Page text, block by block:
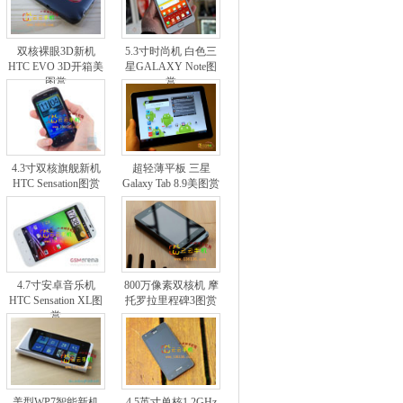
双核裸眼3D新机
HTC EVO 3D开箱美
图赏
5.3寸时尚机 白色三
星GALAXY Note图
赏
4.3寸双核旗舰新机
HTC Sensation图赏
超轻薄平板 三星
Galaxy Tab 8.9美图赏
4.7寸安卓音乐机
HTC Sensation XL图
赏
800万像素双核机 摩
托罗拉里程碑3图赏